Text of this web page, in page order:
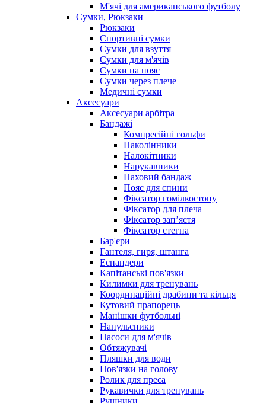
М'ячі для американського футболу
Сумки, Рюкзаки
Рюкзаки
Спортивні сумки
Сумки для взуття
Сумки для м'ячів
Сумки на пояс
Сумки через плече
Медичні сумки
Аксесуари
Аксесуари арбітра
Бандажі
Компресійні гольфи
Наколінники
Налокітники
Нарукавники
Паховий бандаж
Пояс для спини
Фіксатор гомілкостопу
Фіксатор для плеча
Фіксатор запʼястя
Фіксатор стегна
Бар'єри
Гантеля, гиря, штанга
Еспандери
Капітанські пов'язки
Килимки для тренувань
Координаційні драбини та кільця
Кутовий прапорець
Манішки футбольні
Напульсники
Насоси для м'ячів
Обтяжувачі
Пляшки для води
Пов'язки на голову
Ролик для преса
Рукавички для тренувань
Рушники